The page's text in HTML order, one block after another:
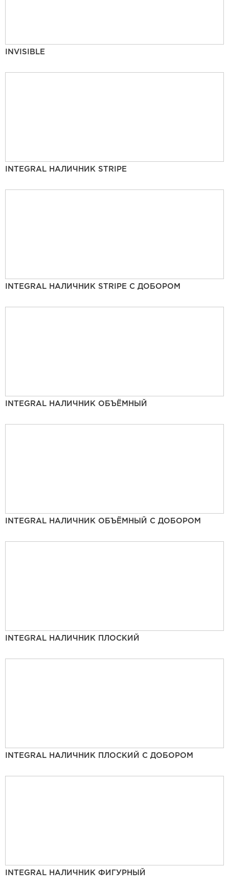
INVISIBLE
INTEGRAL НАЛИЧНИК STRIPE
INTEGRAL НАЛИЧНИК STRIPE С ДОБОРОМ
INTEGRAL НАЛИЧНИК ОБЪЁМНЫЙ
INTEGRAL НАЛИЧНИК ОБЪЁМНЫЙ С ДОБОРОМ
INTEGRAL НАЛИЧНИК ПЛОСКИЙ
INTEGRAL НАЛИЧНИК ПЛОСКИЙ С ДОБОРОМ
INTEGRAL НАЛИЧНИК ФИГУРНЫЙ